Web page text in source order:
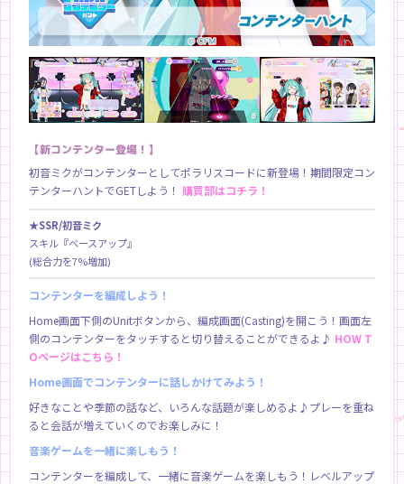
【新コンテンター登場！】
初音ミクがコンテンターとしてポラリスコードに新登場！期間限定コン
テンターハントでGETしよう！ 購買部はコチラ！
★SSR/初音ミク
スキル『ベースアップ』
(総合力を7%増加)
コンテンターを編成しよう！
Home画面下側のUnitボタンから、編成画面(Casting)を開こう！画面左
側のコンテンターをタッチすると切り替えることができるよ♪ HOW T
Oページはこちら！
Home画面でコンテンターに話しかけてみよう！
好きなことや季節の話など、いろんな話題が楽しめるよ♪プレーを重ね
ると会話が増えていくのでお楽しみに！
音楽ゲームを一緒に楽しもう！
コンテンターを編成して、一緒に音楽ゲームを楽しもう！レベルアップ